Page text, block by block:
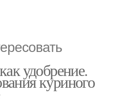
удобрение.
куриного